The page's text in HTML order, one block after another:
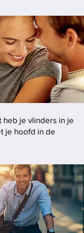
je vlinders in je
je hoofd in de